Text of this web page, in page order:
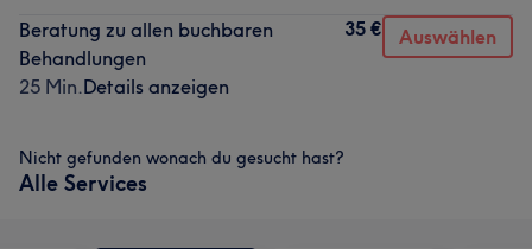
Beratung zu allen buchbaren
Behandlungen
25 Min.Details anzeigen
35 € Auswählen
Nicht gefunden wonach du gesucht hast?
Alle Services